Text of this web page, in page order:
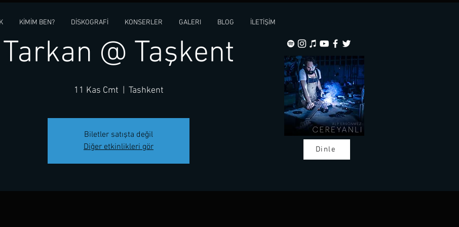
Tarkan @ Taşkent
11 Kas Cmt Tashkent
Biletler satışta değil
Diğer etkinlikleri gör
KİMİM BEN? DİSKOGRAFİ KONSERLER GALERI BLOG İLETİŞİM
Dinle